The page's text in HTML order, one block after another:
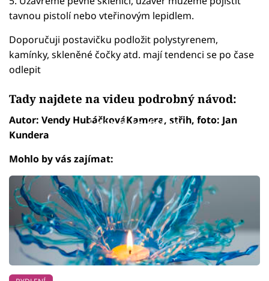
tavnou pistolí nebo vteřinovým lepidlem.
Doporučuji postavičku podložit polystyrenem,
kamínky, skleněné čočky atd. mají tendenci se po čase
odlepit
Tady najdete na videu podrobný návod:
Failed to fetch
Autor: Vendy HubáčkováKamera, střih, foto: Jan
Kundera
Mohlo by vás zajímat: